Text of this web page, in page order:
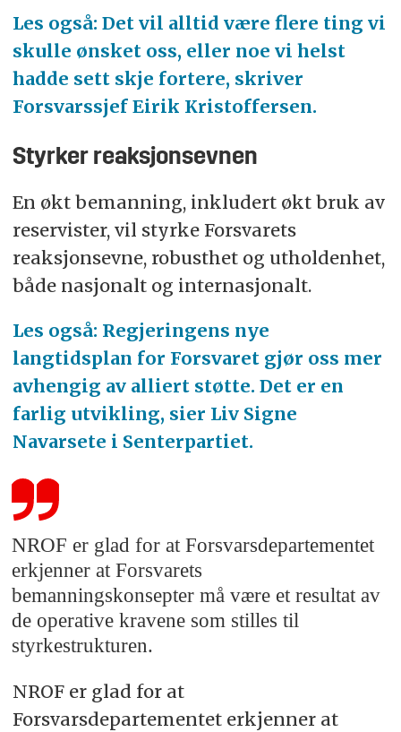
Les også: Det vil alltid være flere ting vi
skulle ønsket oss, eller noe vi helst
hadde sett skje fortere, skriver
Forsvarssjef Eirik Kristoffersen.
Styrker reaksjonsevnen
En økt bemanning, inkludert økt bruk av
reservister, vil styrke Forsvarets
reaksjonsevne, robusthet og utholdenhet,
både nasjonalt og internasjonalt.
Les også: Regjeringens nye
langtidsplan for Forsvaret gjør oss mer
avhengig av alliert støtte. Det er en
farlig utvikling, sier Liv Signe
Navarsete i Senterpartiet.
NROF er glad for at Forsvarsdepartementet
erkjenner at Forsvarets
bemanningskonsepter må være et resultat av
de operative kravene som stilles til
styrkestrukturen.
NROF er glad for at
Forsvarsdepartementet erkjenner at